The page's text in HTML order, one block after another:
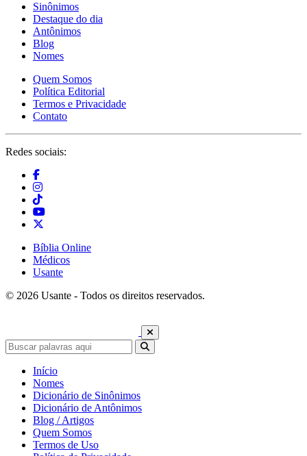
Sinônimos
Destaque do dia
Antônimos
Blog
Nomes
Quem Somos
Política Editorial
Termos e Privacidade
Contato
Redes sociais:
Bíblia Online
Médicos
Usante
© 2026 Usante - Todos os direitos reservados.
Início
Nomes
Dicionário de Sinônimos
Dicionário de Antônimos
Blog / Artigos
Quem Somos
Termos de Uso